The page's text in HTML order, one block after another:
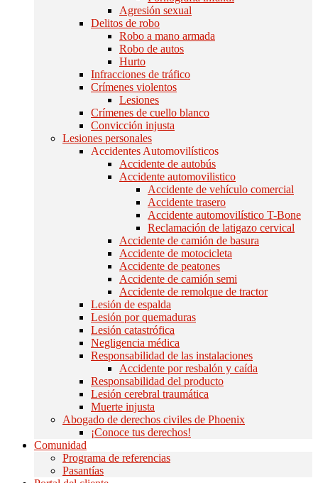
Agresión sexual
Delitos de robo
Robo a mano armada
Robo de autos
Hurto
Infracciones de tráfico
Crímenes violentos
Lesiones
Crímenes de cuello blanco
Convicción injusta
Lesiones personales
Accidentes Automovilísticos
Accidente de autobús
Accidente automovilistico
Accidente de vehículo comercial
Accidente trasero
Accidente automovilístico T-Bone
Reclamación de latigazo cervical
Accidente de camión de basura
Accidente de motocicleta
Accidente de peatones
Accidente de camión semi
Accidente de remolque de tractor
Lesión de espalda
Lesión por quemaduras
Lesión catastrófica
Negligencia médica
Responsabilidad de las instalaciones
Accidente por resbalón y caída
Responsabilidad del producto
Lesión cerebral traumática
Muerte injusta
Abogado de derechos civiles de Phoenix
¡Conoce tus derechos!
Comunidad
Programa de referencias
Pasantías